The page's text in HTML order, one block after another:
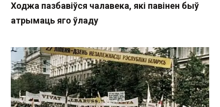
Ходжа пазбавіўся чалавека, які павінен быў
атрымаць яго ўладу